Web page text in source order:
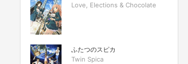
Love, Elections & Chocolate
ふたつのスピカ
Twin Spica